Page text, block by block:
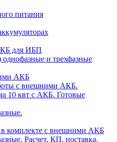
питания
для ИБП
и трехфазные
АКБ
с внешними АКБ.
10 квт с АКБ. Готовые
комплекте с внешними АКБ
Расчет, КП, поставка,